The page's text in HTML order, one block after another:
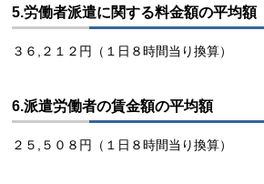
5.労働者派遣に関する料金額の平均額
３６,２１２円（１日８時間当り換算）
6.派遣労働者の賃金額の平均額
２５,５０８円（１日８時間当り換算）